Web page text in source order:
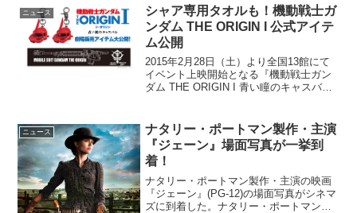
は、井伊直弼の見方が変わる“３つのポイ
ント”として…【井伊...
ニュース
シャア専用タオルも！機動戦士ガ
ンダム THE ORIGIN I 公式アイテ
ム公開
2015年2月28日（土）より全国13館にて
イベント上映開始となる『機動戦士ガン
ダム THE ORIGIN I 青い瞳のキャスバ
ラータオルなどプレミア・アイテム「ク
リア...
ニュース
ナタリー・ポートマン製作・主演
『ジェーン』場面写真が一挙到
着！
ナタリー・ポートマン製作・主演の映画
『ジェーン』(PG-12)の場面写真がシネマ
ズに到着した。ナタリー・ポートマン製